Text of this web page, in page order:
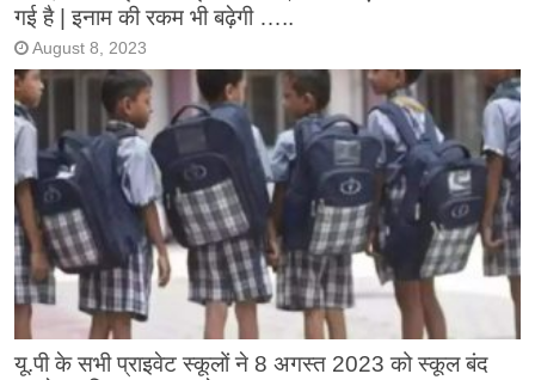
गई है | इनाम की रकम भी बढ़ेगी …..
August 8, 2023
यू.पी के सभी प्राइवेट स्कूलों ने 8 अगस्त 2023 को स्कूल बंद